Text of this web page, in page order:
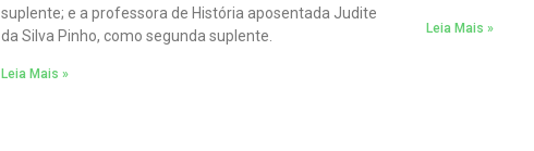
suplente; e a professora de História aposentada Judite
da Silva Pinho, como segunda suplente.
Leia Mais »
Leia Mais »